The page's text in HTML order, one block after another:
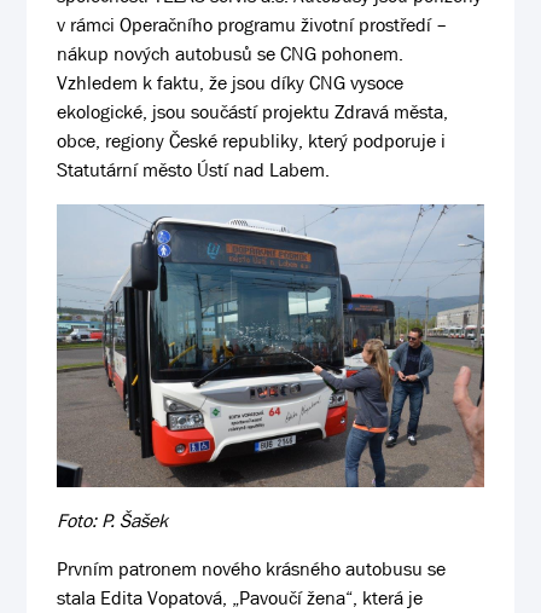
v rámci Operačního programu životní prostředí –
nákup nových autobusů se CNG pohonem.
Vzhledem k faktu, že jsou díky CNG vysoce
ekologické, jsou součástí projektu Zdravá města,
obce, regiony České republiky, který podporuje i
Statutární město Ústí nad Labem.
Foto: P. Šašek
Prvním patronem nového krásného autobusu se
stala Edita Vopatová, „Pavoučí žena“, která je